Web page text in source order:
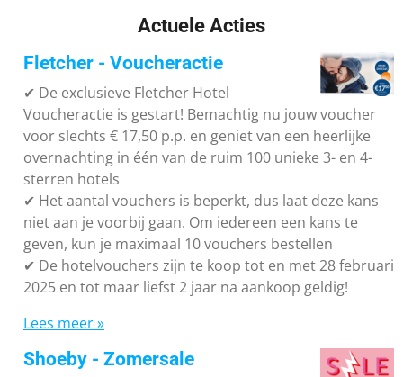
Actuele Acties
Fletcher - Voucheractie
✔ De exclusieve Fletcher Hotel
Voucheractie is gestart! Bemachtig nu jouw voucher
voor slechts € 17,50 p.p. en geniet van een heerlijke
overnachting in één van de ruim 100 unieke 3- en 4-
sterren hotels
✔ Het aantal vouchers is beperkt, dus laat deze kans
niet aan je voorbij gaan. Om iedereen een kans te
geven, kun je maximaal 10 vouchers bestellen
✔ De hotelvouchers zijn te koop tot en met 28 februari
2025 en tot maar liefst 2 jaar na aankoop geldig!
Lees meer »
Shoeby - Zomersale